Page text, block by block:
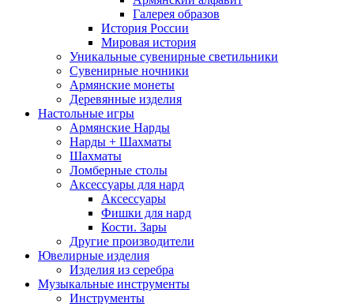
Галерея образов
История России
Мировая история
Уникальные сувенирные светильники
Сувенирные ночники
Армянские монеты
Деревянные изделия
Настольные игры
Армянские Нарды
Нарды + Шахматы
Шахматы
Ломберные столы
Аксессуары для нард
Аксессуары
Фишки для нард
Кости. Зары
Другие производители
Ювелирные изделия
Изделия из серебра
Музыкальные инструменты
Инструменты